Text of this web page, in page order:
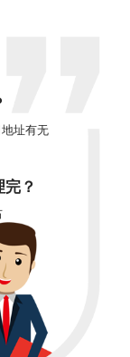
址有无
？